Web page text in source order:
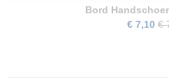
Bord
€ 7,10 €